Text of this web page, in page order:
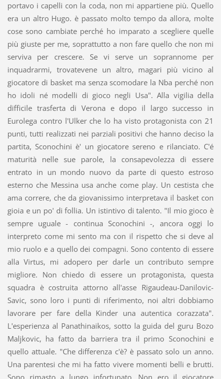
portavo i capelli con la coda, non mi appartiene più. Quello
era un altro Hugo. è passato molto tempo da allora, molte
cose sono cambiate perché ho imparato a scegliere quelle
più giuste per me, soprattutto a non fare quello che non mi
serviva per crescere. Se vi serve un soprannome per
inquadrarmi, trovatevene un altro, magari più vicino al
giocatore di basket ma senza scomodare la Nba perché non
ho idoli né modelli di gioco negli Usa". Alla vigilia della
difficile trasferta di Verona e dopo il largo successo in
Eurolega contro l'Ulker che lo ha visto protagonista con 21
punti, tutti realizzati nei parziali positivi che hanno deciso la
partita, Sconochini è' un giocatore sereno e rilanciato. C'é
maturità nelle sue parole, la consapevolezza di essere
entrato in un mondo nuovo da parte di questo estroso
esterno che Messina usa anche come play. Un cestista che
ama correre, che da giovanissimo interpretava il basket con
gioia e un po' di follia. Un istintivo di talento. "Il mio gioco è
sempre uguale - continua Sconochini -, ancora oggi lo
interpreto come mi sento ma con il rispetto che si deve al
mio ruolo e a quello dei compagni. Sono contento di essere
alla Virtus, mi adopero per darle un contributo sempre
migliore. Non chiedo di essere un protagonista, questa
squadra è costruita attorno all'asse Rigaudeau-Danilovic-
Savic, sono loro i punti di riferimento, noi altri dobbiamo
lavorare per fare della Kinder una autentica corazzata".
L'esperienza al Panathinaikos, sotto la guida del guru Bozo
Maljkovic, ha fatto da barriera tra il primo Sconochini e
quello attuale. "Che differenza c'è? è passato solo un anno.
Una parentesi che mi ha fatto vivere momenti belli e brutti.